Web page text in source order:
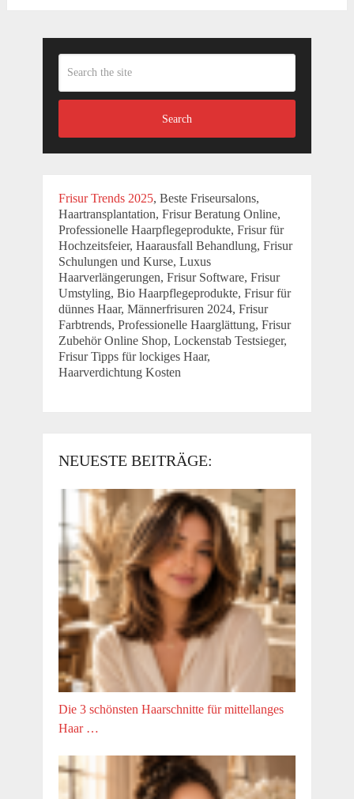
Search
Frisur Trends 2025, Beste Friseursalons,
Haartransplantation, Frisur Beratung Online,
Professionelle Haarpflegeprodukte, Frisur für
Hochzeitsfeier, Haarausfall Behandlung, Frisur
Schulungen und Kurse, Luxus
Haarverlängerungen, Frisur Software, Frisur
Umstyling, Bio Haarpflegeprodukte, Frisur für
dünnes Haar, Männerfrisuren 2024, Frisur
Farbtrends, Professionelle Haarglättung, Frisur
Zubehör Online Shop, Lockenstab Testsieger,
Frisur Tipps für lockiges Haar,
Haarverdichtung Kosten
NEUESTE BEITRÄGE:
Die 3 schönsten Haarschnitte für mittellanges
Haar …